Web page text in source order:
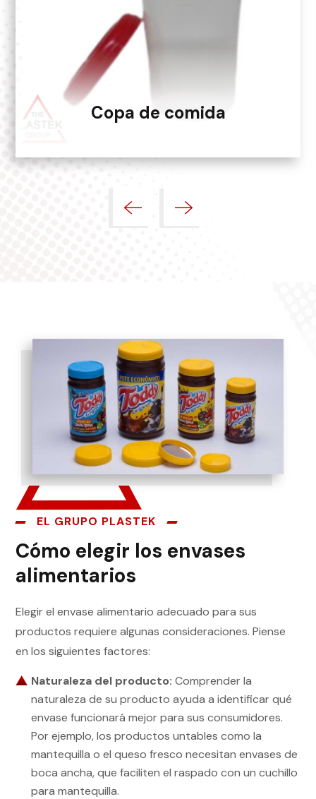
Copa de comida
EL GRUPO PLASTEK
Cómo elegir los envases
alimentarios
Elegir el envase alimentario adecuado para sus
productos requiere algunas consideraciones. Piense
en los siguientes factores:
Naturaleza del producto: Comprender la
naturaleza de su producto ayuda a identificar qué
envase funcionará mejor para sus consumidores.
Por ejemplo, los productos untables como la
mantequilla o el queso fresco necesitan envases de
boca ancha, que faciliten el raspado con un cuchillo
para mantequilla.